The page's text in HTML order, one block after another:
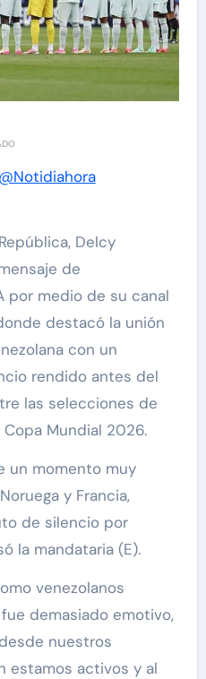
de
por medio de su canal
destacó la unión
con un
rendido antes del
las selecciones de
Copa Mundial 2026.
un momento muy
y Francia,
de silencio por
la mandataria (E).
venezolanos
demasiado emotivo,
nuestros
estamos activos y al